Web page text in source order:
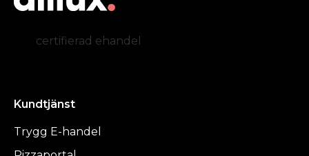
certifierad ehandel
Kundtjänst
Trygg E-handel